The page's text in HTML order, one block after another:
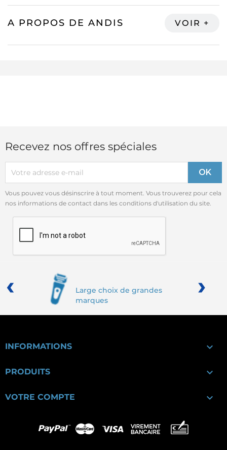
A PROPOS DE ANDIS
Recevez nos offres spéciales
Vous pouvez vous désinscrire à tout moment. Vous trouverez pour cela
nos informations de contact dans les conditions d'utilisation du site.
Large choix de grandes
marques
‹ ›
INFORMATIONS 
PRODUITS 
VOTRE COMPTE 